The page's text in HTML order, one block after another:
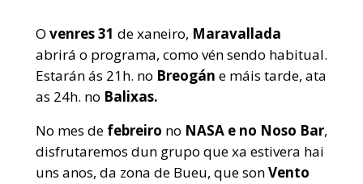
O venres 31 de xaneiro, Maravallada
abrirá o programa, como vén sendo habitual.
Estarán ás 21h. no Breogán e máis tarde, ata
as 24h. no Balixas.
No mes de febreiro no NASA e no Noso Bar,
disfrutaremos dun grupo que xa estivera hai
uns anos, da zona de Bueu, que sonVento